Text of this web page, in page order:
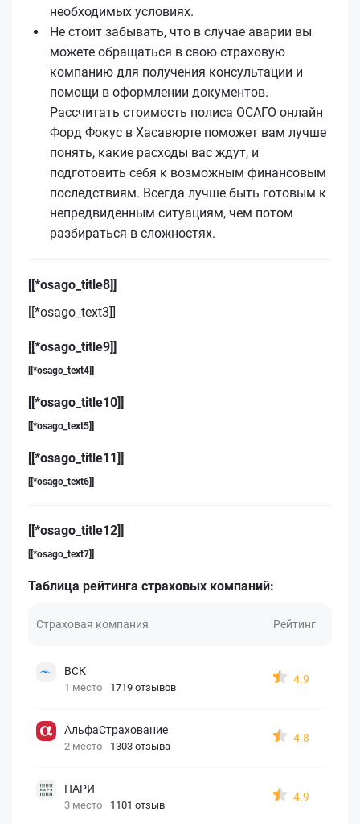
необходимых условиях.
Не стоит забывать, что в случае аварии вы
можете обращаться в свою страховую
компанию для получения консультации и
помощи в оформлении документов.
Рассчитать стоимость полиса ОСАГО онлайн
Форд Фокус в Хасавюрте поможет вам лучше
понять, какие расходы вас ждут, и
подготовить себя к возможным финансовым
последствиям. Всегда лучше быть готовым к
непредвиденным ситуациям, чем потом
разбираться в сложностях.
[[*osago_title8]]
[[*osago_text3]]
[[*osago_title9]]
[[*osago_text4]]
[[*osago_title10]]
[[*osago_text5]]
[[*osago_title11]]
[[*osago_text6]]
[[*osago_title12]]
[[*osago_text7]]
Таблица рейтинга страховых компаний:
Страховая компания Рейтинг
ВСК
1 место 1719 отзывов
4.9
АльфаСтрахование
2 место 1303 отзыва
4.8
ПАРИ
3 место 1101 отзыв
4.9